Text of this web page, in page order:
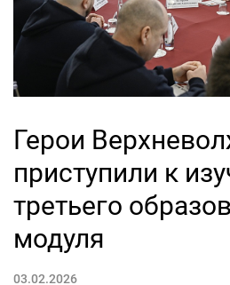
Герои
приступили к
третьего
модуля
03.02.2026